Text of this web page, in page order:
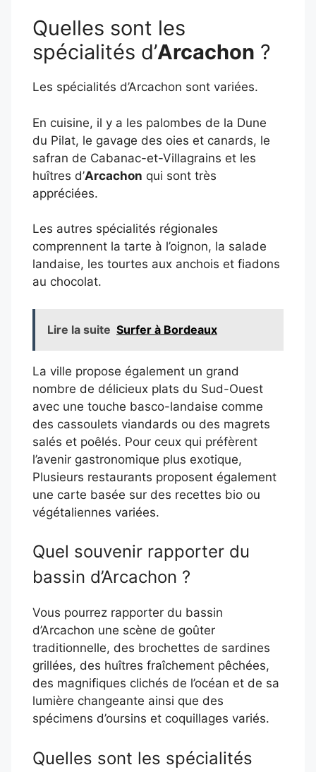
Quelles sont les
spécialités d’Arcachon ?
Les spécialités d’Arcachon sont variées.
En cuisine, il y a les palombes de la Dune
du Pilat, le gavage des oies et canards, le
safran de Cabanac-et-Villagrains et les
huîtres d’Arcachon qui sont très
appréciées.
Les autres spécialités régionales
comprennent la tarte à l’oignon, la salade
landaise, les tourtes aux anchois et fiadons
au chocolat.
Lire la suite Surfer à Bordeaux
La ville propose également un grand
nombre de délicieux plats du Sud-Ouest
avec une touche basco-landaise comme
des cassoulets viandards ou des magrets
salés et poêlés. Pour ceux qui préfèrent
l’avenir gastronomique plus exotique,
Plusieurs restaurants proposent également
une carte basée sur des recettes bio ou
végétaliennes variées.
Quel souvenir rapporter du
bassin d’Arcachon ?
Vous pourrez rapporter du bassin
d’Arcachon une scène de goûter
traditionnelle, des brochettes de sardines
grillées, des huîtres fraîchement pêchées,
des magnifiques clichés de l’océan et de sa
lumière changeante ainsi que des
spécimens d’oursins et coquillages variés.
Quelles sont les spécialités